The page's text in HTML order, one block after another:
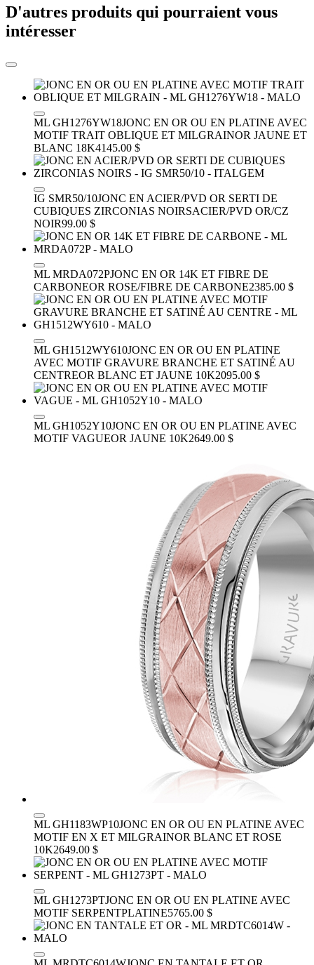
D'autres produits qui pourraient vous
intéresser
ML GH1276YW18JONC EN OR OU EN PLATINE AVEC
MOTIF TRAIT OBLIQUE ET MILGRAINOR JAUNE ET
BLANC 18K4145.00 $
IG SMR50/10JONC EN ACIER/PVD OR SERTI DE
CUBIQUES ZIRCONIAS NOIRSACIER/PVD OR/CZ
NOIR99.00 $
ML MRDA072PJONC EN OR 14K ET FIBRE DE
CARBONEOR ROSE/FIBRE DE CARBONE2385.00 $
ML GH1512WY610JONC EN OR OU EN PLATINE
AVEC MOTIF GRAVURE BRANCHE ET SATINÉ AU
CENTREOR BLANC ET JAUNE 10K2095.00 $
ML GH1052Y10JONC EN OR OU EN PLATINE AVEC
MOTIF VAGUEOR JAUNE 10K2649.00 $
ML GH1183WP10JONC EN OR OU EN PLATINE AVEC
MOTIF EN X ET MILGRAINOR BLANC ET ROSE
10K2649.00 $
ML GH1273PTJONC EN OR OU EN PLATINE AVEC
MOTIF SERPENTPLATINE5765.00 $